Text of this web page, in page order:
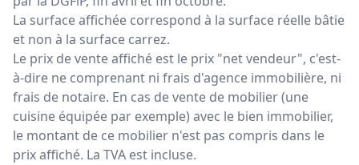
La surface affichée correspond à la surface réelle bâtie
et non à la surface carrez.
Le prix de vente affiché est le prix "net vendeur", c'est-
à-dire ne comprenant ni frais d'agence immobilière, ni
frais de notaire. En cas de vente de mobilier (une
cuisine équipée par exemple) avec le bien immobilier,
le montant de ce mobilier n'est pas compris dans le
prix affiché. La TVA est incluse.